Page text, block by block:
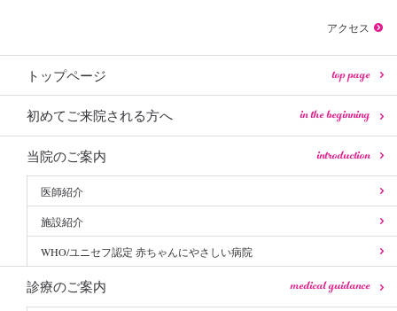
アクセス
トップページ top page
初めてご来院される方へ in the beginning
当院のご案内 introduction
医師紹介
施設紹介
WHO/ユニセフ認定 赤ちゃんにやさしい病院
診療のご案内 medical guidance